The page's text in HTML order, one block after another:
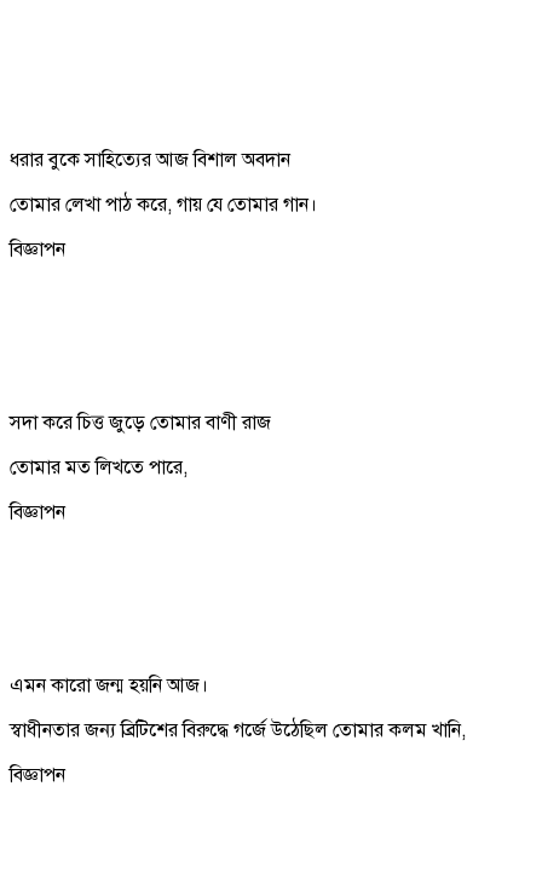
ধরার বুকে সাহিত্যের আজ বিশাল অবদান
তোমার লেখা পাঠ করে, গায় যে তোমার গান।
বিজ্ঞাপন
সদা করে চিত্ত জুড়ে তোমার বাণী রাজ
তোমার মত লিখতে পারে,
বিজ্ঞাপন
এমন কারো জন্ম হয়নি আজ।
স্বাধীনতার জন্য ব্রিটিশের বিরুদ্ধে গর্জে উঠেছিল তোমার কলম খানি,
বিজ্ঞাপন